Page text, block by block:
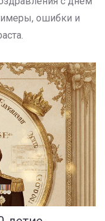
ошибки и